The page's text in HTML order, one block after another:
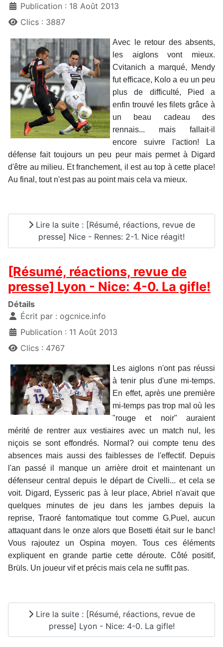
Publication : 18 Août 2013
Clics : 3887
Avec le retour des absents,
les aiglons vont mieux.
Cvitanich a marqué, Mendy
fut efficace, Kolo a eu un peu
plus de difficulté, Pied a
enfin trouvé les filets grâce à
un beau cadeau des
rennais... mais fallait-il
encore suivre l'action! La
défense fait toujours un peu peur mais permet à Digard
d'être au milieu. Et franchement, il est au top à cette place!
Au final, tout n'est pas au point mais cela va mieux.
Lire la suite : [Résumé, réactions, revue de
presse] Nice - Rennes: 2-1. Nice réagit!
[Résumé, réactions, revue de
presse] Lyon - Nice: 4-0. La gifle!
Détails
Écrit par : ogcnice.info
Publication : 11 Août 2013
Clics : 4767
Les aiglons n'ont pas réussi
à tenir plus d'une mi-temps.
En effet, après une première
mi-temps pas trop mal où les
"rouge et noir" auraient
mérité de rentrer aux vestiaires avec un match nul, les
niçois se sont effondrés. Normal? oui compte tenu des
absences mais aussi des faiblesses de l'effectif. Depuis
l'an passé il manque un arrière droit et maintenant un
défenseur central depuis le départ de Civelli... et cela se
voit. Digard, Eysseric pas à leur place, Abriel n'avait que
quelques minutes de jeu dans les jambes depuis la
reprise, Traoré fantomatique tout comme G.Puel, aucun
attaquant dans le onze alors que Bosetti était sur le banc!
Vous rajoutez un Ospina moyen. Tous ces éléments
expliquent en grande partie cette déroute. Côté positif,
Brüls. Un joueur vif et précis mais cela ne suffit pas.
Lire la suite : [Résumé, réactions, revue de
presse] Lyon - Nice: 4-0. La gifle!